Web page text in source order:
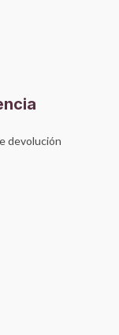
devolución